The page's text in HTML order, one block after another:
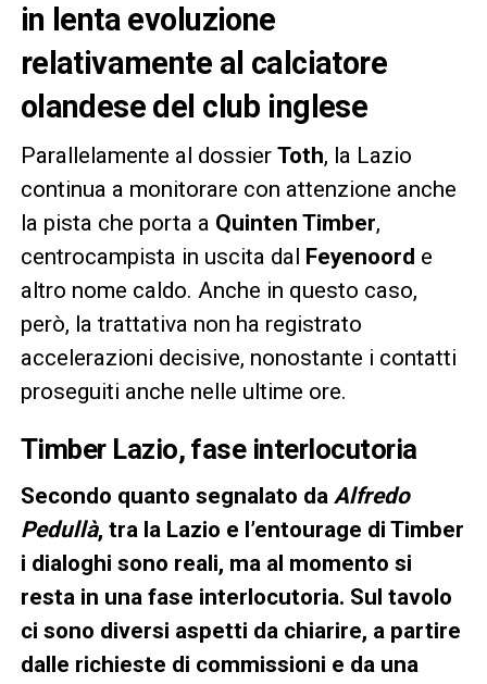
in lenta evoluzione
relativamente al calciatore
olandese del club inglese
Parallelamente al dossier Toth, la Lazio
continua a monitorare con attenzione anche
la pista che porta a Quinten Timber,
centrocampista in uscita dal Feyenoord e
altro nome caldo. Anche in questo caso,
però, la trattativa non ha registrato
accelerazioni decisive, nonostante i contatti
proseguiti anche nelle ultime ore.
Timber Lazio, fase interlocutoria
Secondo quanto segnalato da Alfredo
Pedullà, tra la Lazio e l’entourage di Timber
i dialoghi sono reali, ma al momento si
resta in una fase interlocutoria. Sul tavolo
ci sono diversi aspetti da chiarire, a partire
dalle richieste di commissioni e da una